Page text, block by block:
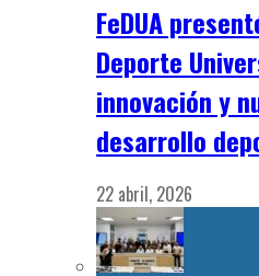
FeDUA
Deporte
innovación y
desarrollo
22 abril, 2026